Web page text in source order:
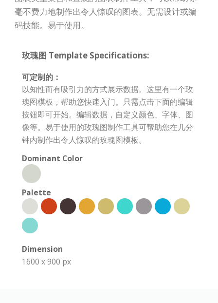
毫不费力地制作出令人惊叹的图表。无需设计或编
码技能。易于使用。
玫瑰图 Template Specifications:
可定制的：
以知性而有吸引力的方式展示数据。这里有一个玫
瑰图模板，帮助您快速入门。只需点击下面的编辑
按钮即可开始。编辑数据，自定义颜色、字体、图
像等。易于使用的玫瑰图制作工具可帮助您在几分
钟内制作出令人惊叹的玫瑰图模板。
Dominant Color
Palette
Dimension
1600 x 900 px